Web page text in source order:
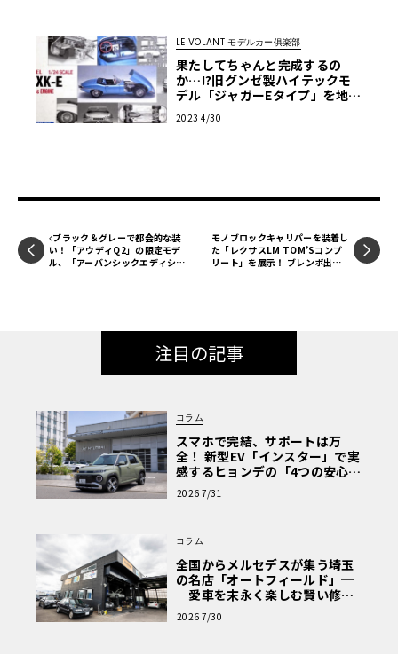
LE VOLANT モデルカー俱楽部
果たしてちゃんと完成するの
か…!?旧グンゼ製ハイテックモ
デル「ジャガーEタイプ」を地道
2023 4/30
ブラック＆グレーで都会的な装
い！「アウディQ2」の限定モデ
ル、「アーバンシックエディショ
モノブロックキャリパーを装着し
た「レクサスLM TOM’Sコンプ
リート」を展示！ ブレンボ出展
注目の記事
コラム
スマホで完結、サポートは万
全！ 新型EV「インスター」で実
感するヒョンデの「4つの安心」
【第1回・ヒョンデ6つの疑問：
Why? Hyundai?】〈PR〉
2026 7/31
コラム
全国からメルセデスが集う埼玉
の名店「オートフィールド」─
─愛車を末永く楽しむ賢い修理
術と、プロがフックス製オイル
を選ぶ理由〈PR〉
2026 7/30